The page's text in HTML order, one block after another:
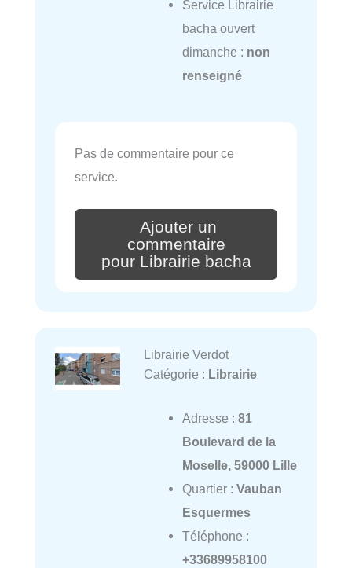
Service Librairie
bacha ouvert
dimanche : non
renseigné
Pas de commentaire pour ce
service.
Ajouter un
commentaire
pour Librairie bacha
Librairie Verdot
Catégorie : Librairie
Adresse : 81
Boulevard de la
Moselle, 59000 Lille
Quartier : Vauban
Esquermes
Téléphone :
+33689958100